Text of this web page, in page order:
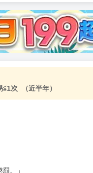
次 （近半年）
。」